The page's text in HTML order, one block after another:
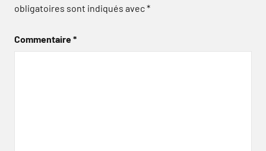
obligatoires sont indiqués avec*
Commentaire*